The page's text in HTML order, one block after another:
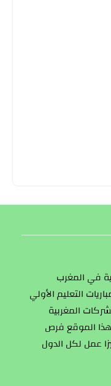
في المغرب
التعليم الأولي
المغربية
الموقع فرص
عمل لكل الدول